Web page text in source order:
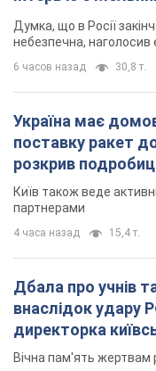
Думка, що в Росії
небезпечна, наголосив
6 часов назад 30,8 т.
Україна має
поставку ракет
розкрив
Київ також веде
партнерами
4 часа назад 15,4 т.
Дбала про учнів
внаслідок удару
директорка
Вічна пам'ять жертвам